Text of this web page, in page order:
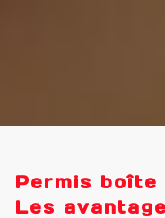
Permis boîte
Les